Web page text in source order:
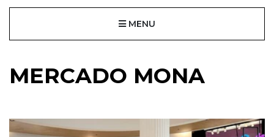
MENU
MERCADO MONA